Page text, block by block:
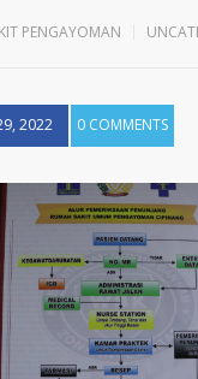
PENGAYOMAN
2022 0 COMMENTS